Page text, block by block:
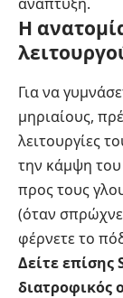
Η
Για να
μηριαίους,
λειτουργίες
την κάμψη
προς τους
(όταν
φέρνετε το
Δείτε επίσης
διατροφικός